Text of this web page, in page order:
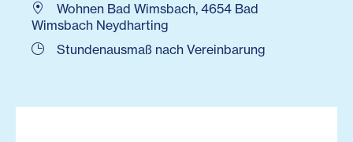
Wohnen Bad Wimsbach, 4654 Bad
Wimsbach Neydharting
Stundenausmaß nach Vereinbarung